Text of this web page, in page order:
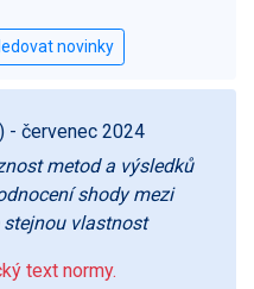
- červenec 2024
metod a výsledků
shody mezi
vlastnost
text normy.